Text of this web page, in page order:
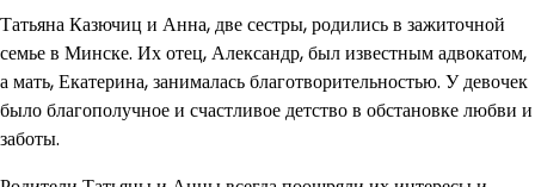
Татьяна Казючиц и Анна, две сестры, родились в зажиточной
семье в Минске. Их отец, Александр, был известным адвокатом,
а мать, Екатерина, занималась благотворительностью. У девочек
было благополучное и счастливое детство в обстановке любви и
заботы.